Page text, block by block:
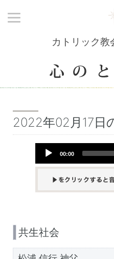
カトリック教
2022年02月17日
Audio
00:00
共生社会